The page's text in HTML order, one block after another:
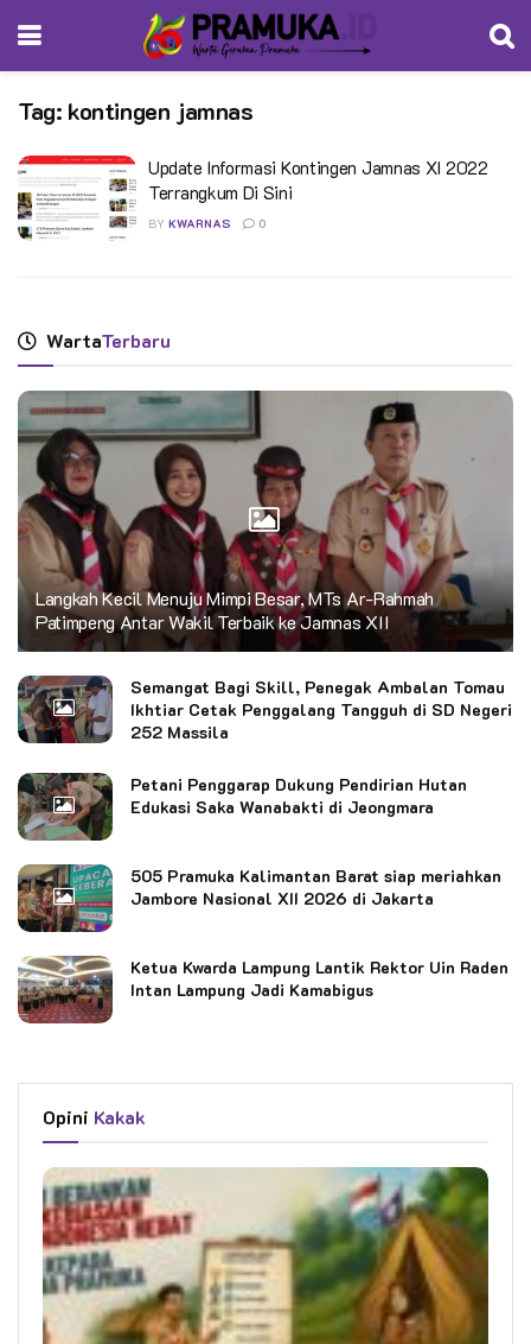
Tag: kontingen jamnas
Update Informasi Kontingen Jamnas XI 2022
Terrangkum Di Sini
BY KWARNAS 0
WartaTerbaru
Langkah Kecil Menuju Mimpi Besar, MTs Ar-Rahmah
Patimpeng Antar Wakil Terbaik ke Jamnas XII
Semangat Bagi Skill, Penegak Ambalan Tomau
Ikhtiar Cetak Penggalang Tangguh di SD Negeri
252 Massila
Petani Penggarap Dukung Pendirian Hutan
Edukasi Saka Wanabakti di Jeongmara
505 Pramuka Kalimantan Barat siap meriahkan
Jambore Nasional XII 2026 di Jakarta
Ketua Kwarda Lampung Lantik Rektor Uin Raden
Intan Lampung Jadi Kamabigus
Opini Kakak